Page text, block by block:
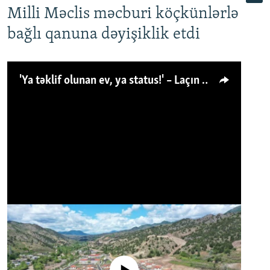
Milli Məclis məcburi köçkünlərlə
bağlı qanuna dəyişiklik etdi
'Ya təklif olunan ev, ya status!' – Laçın köçkünü: 'Laçından başqa heç hara!'